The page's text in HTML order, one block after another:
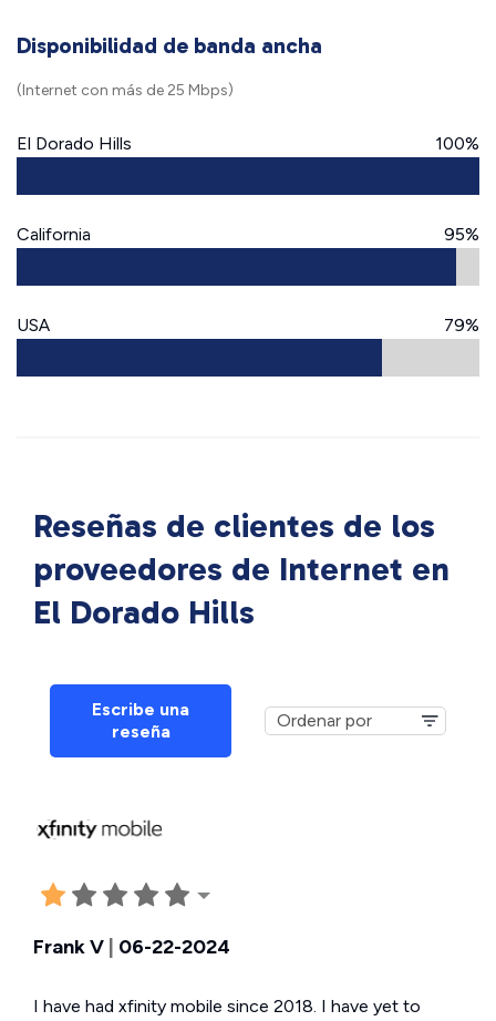
Disponibilidad de banda ancha
(Internet con más de 25 Mbps)
El Dorado Hills 100%
California 95%
USA 79%
Reseñas de clientes de los
proveedores de Internet en
El Dorado Hills
Escribe una
reseña
Frank V 06-22-2024
I have had xfinity mobile since 2018. I have yet to